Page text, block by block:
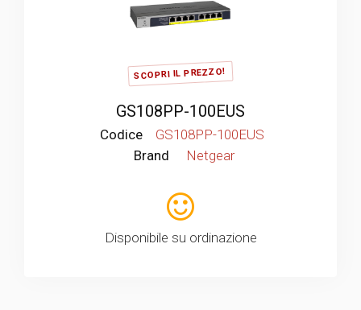
SCOPRI IL PREZZO!
GS108PP-100EUS
Codice
GS108PP-100EUS
Brand
Netgear
Disponibile su ordinazione